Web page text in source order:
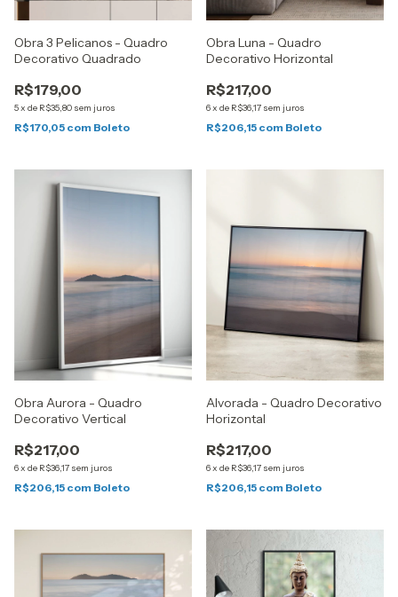
Obra 3 Pelicanos - Quadro
Decorativo Quadrado
R$179,00
5x de R$35,80 sem juros
R$170,05 com Boleto
Obra Luna - Quadro
Decorativo Horizontal
R$217,00
6x de R$36,17 sem juros
R$206,15 com Boleto
Obra Aurora - Quadro
Decorativo Vertical
R$217,00
6x de R$36,17 sem juros
R$206,15 com Boleto
Alvorada - Quadro Decorativo
Horizontal
R$217,00
6x de R$36,17 sem juros
R$206,15 com Boleto